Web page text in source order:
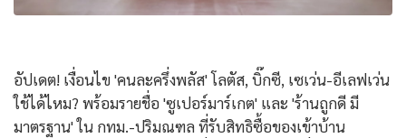
อัปเดต! เงื่อนไข 'คนละครึ่งพลัส' โลตัส, บิ๊กซี, เซเว่น-อีเลฟเว่น
ใช้ได้ไหม? พร้อมรายชื่อ 'ซูเปอร์มาร์เกต' และ 'ร้านถูกดี มี
มาตรฐาน' ใน กทม.-ปริมณฑล ที่รับสิทธิซื้อของเข้าบ้าน